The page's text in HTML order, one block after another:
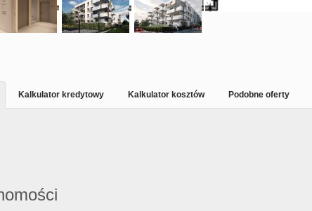
Kalkulator kredytowy Kalkulator kosztów Podobne oferty